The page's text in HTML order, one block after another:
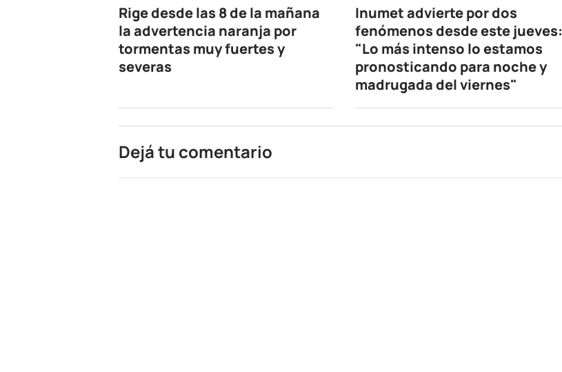
Rige desde las 8 de la mañana
la advertencia naranja por
tormentas muy fuertes y
severas
Inumet advierte por dos
fenómenos desde este jueves:
"Lo más intenso lo estamos
pronosticando para noche y
madrugada del viernes"
Dejá tu comentario